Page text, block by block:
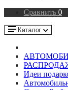
Сравнить 0
Каталог
Идеи